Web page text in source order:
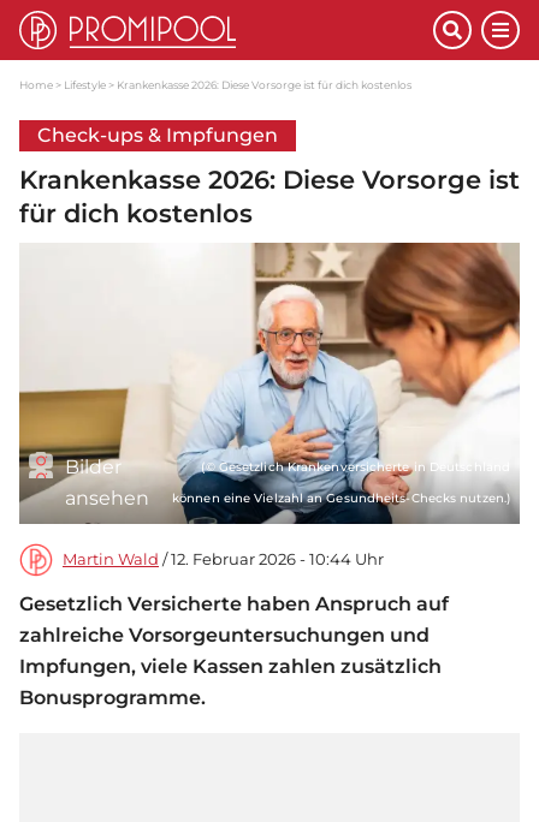
Home Lifestyle Krankenkasse 2026: Diese Vorsorge ist für dich kostenlos
Check-ups & Impfungen
Krankenkasse 2026: Diese Vorsorge ist
für dich kostenlos
Bilder
ansehen
(© Gesetzlich Krankenversicherte in Deutschland
können eine Vielzahl an Gesundheits-Checks nutzen.)
Martin Wald / 12. Februar 2026 - 10:44 Uhr
Gesetzlich Versicherte haben Anspruch auf
zahlreiche Vorsorgeuntersuchungen und
Impfungen, viele Kassen zahlen zusätzlich
Bonusprogramme.